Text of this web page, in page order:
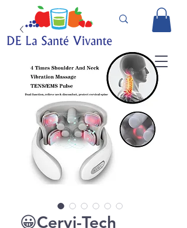
😀Cervi-Tech